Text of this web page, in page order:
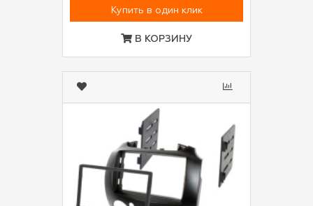
Купить в один клик
В КОРЗИНУ